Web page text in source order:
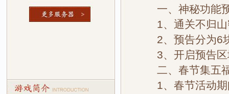
一、神秘功能
1、通关不归山
2、预告分为6块
3、开启预告区
二、春节集五
1、春节活动期